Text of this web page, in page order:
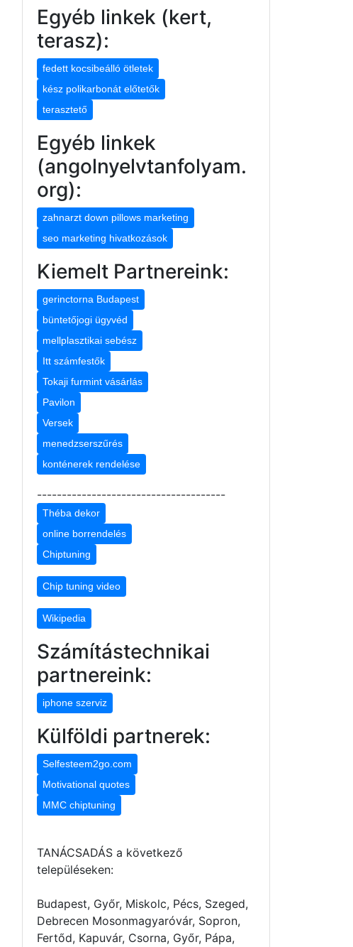
Egyéb linkek (kert,
terasz):
fedett kocsibeálló ötletek
kész polikarbonát előtetők
terasztető
Egyéb linkek
(angolnyelvtanfolyam.
org):
zahnarzt down pillows marketing
seo marketing hivatkozások
Kiemelt Partnereink:
gerinctorna Budapest
büntetőjogi ügyvéd
mellplasztikai sebész
Itt számfestők
Tokaji furmint vásárlás
Pavilon
Versek
menedzserszűrés
konténerek rendelése
--------------------------------------
Théba dekor
online borrendelés
Chiptuning
Chip tuning video
Wikipedia
Számítástechnikai
partnereink:
iphone szerviz
Külföldi partnerek:
Selfesteem2go.com
Motivational quotes
MMC chiptuning
TANÁCSADÁS a következő
településeken:
Budapest, Győr, Miskolc, Pécs, Szeged,
Debrecen Mosonmagyaróvár, Sopron,
Fertőd, Kapuvár, Csorna, Győr, Pápa,